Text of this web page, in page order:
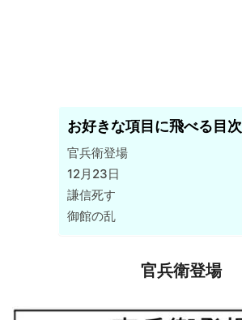
お好きな項目に飛べる目次
官兵衛登場
12月23日
謙信死す
御館の乱
官兵衛登場